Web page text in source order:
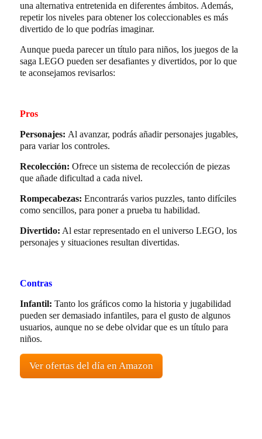
una alternativa entretenida en diferentes ámbitos. Además,
repetir los niveles para obtener los coleccionables es más
divertido de lo que podrías imaginar.
Aunque pueda parecer un título para niños, los juegos de la
saga LEGO pueden ser desafiantes y divertidos, por lo que
te aconsejamos revisarlos:
Pros
Personajes: Al avanzar, podrás añadir personajes jugables,
para variar los controles.
Recolección: Ofrece un sistema de recolección de piezas
que añade dificultad a cada nivel.
Rompecabezas: Encontrarás varios puzzles, tanto difíciles
como sencillos, para poner a prueba tu habilidad.
Divertido: Al estar representado en el universo LEGO, los
personajes y situaciones resultan divertidas.
Contras
Infantil: Tanto los gráficos como la historia y jugabilidad
pueden ser demasiado infantiles, para el gusto de algunos
usuarios, aunque no se debe olvidar que es un título para
niños.
Ver ofertas del día en Amazon